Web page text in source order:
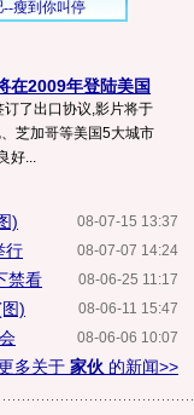
在2009年登陆美国
了出口协议,影片将于
芝加哥等美国5大城市
好...
08-07-15 13:37
)
08-07-07 14:24
行
08-06-25 11:17
禁看
08-06-11 15:47
)
08-06-06 10:07
多关于 家伙 的新闻>>